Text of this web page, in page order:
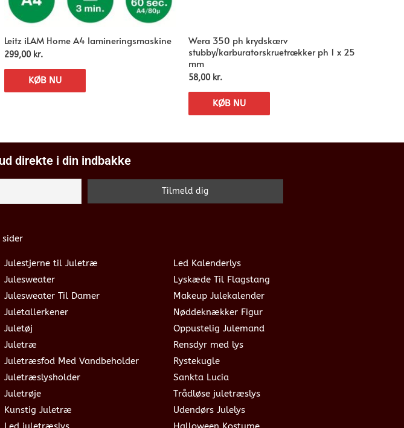
Leitz iLAM Home A4 lamineringsmaskine
299,00 kr.
KØB NU
Wera 350 ph krydskærv
stubby/karburatorskruetrækker ph 1 x 25
mm
58,00 kr.
KØB NU
direkte i din indbakke
Julestjerne til Juletræ
Julesweater
Julesweater Til Damer
Juletallerkener
Juletøj
Juletræ
Juletræsfod Med Vandbeholder
Juletræslysholder
Juletrøje
Kunstig Juletræ
Led Kalenderlys
Lyskæde Til Flagstang
Makeup Julekalender
Nøddeknækker Figur
Oppustelig Julemand
Rensdyr med lys
Rystekugle
Sankta Lucia
Trådløse juletræslys
Udendørs Julelys